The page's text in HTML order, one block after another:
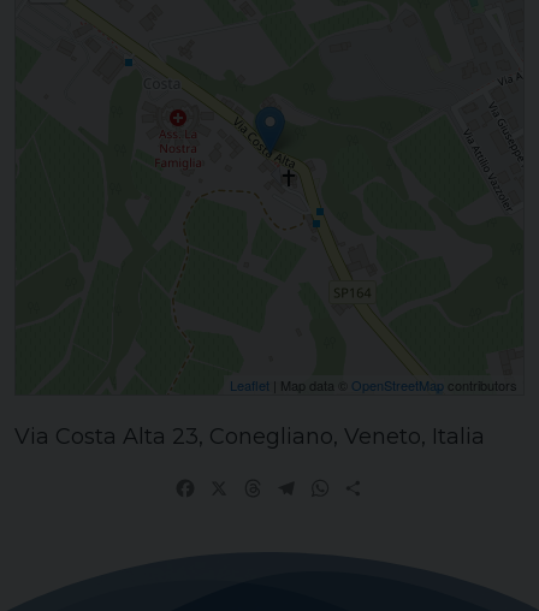
Leaflet | Map data © OpenStreetMap contributors
Via Costa Alta 23, Conegliano, Veneto, Italia